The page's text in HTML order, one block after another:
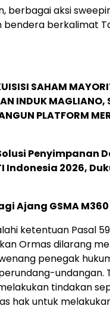
berbagai aksi
berkalimat
SAHAM
INDUK MAGLIANO,
PLATFORM
Penyimpanan
Indonesia 2026,
Ajang GSMA M360
ketentuan Pasal
Ormas dilarang
penegak
undangan.
tindakan
hak untuk